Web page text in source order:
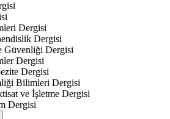
Dergisi
Dergisi
Güvenliği Dergisi
Dergisi
Dergisi
Bilimleri Dergisi
ve İşletme Dergisi
Dergisi